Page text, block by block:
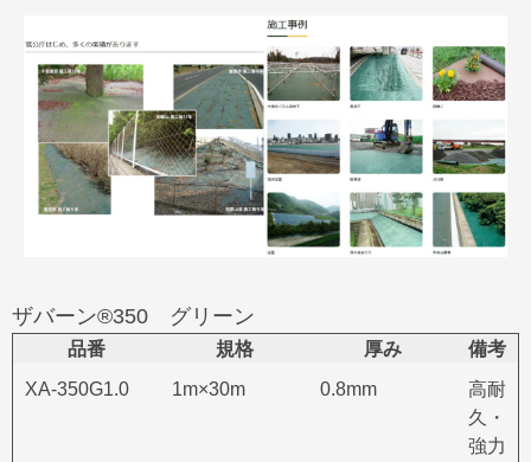
ザバーン®350 グリーン
品番 規格 厚み
備考
XA-350G1.0
1m×30m 0.8mm
高耐
久・
強力